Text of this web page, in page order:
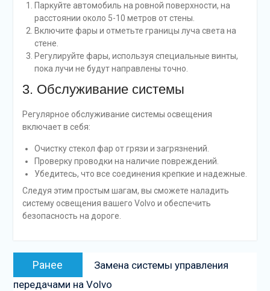
Паркуйте автомобиль на ровной поверхности, на
расстоянии около 5-10 метров от стены.
Включите фары и отметьте границы луча света на
стене.
Регулируйте фары, используя специальные винты,
пока лучи не будут направлены точно.
3. Обслуживание системы
Регулярное обслуживание системы освещения
включает в себя:
Очистку стекол фар от грязи и загрязнений.
Проверку проводки на наличие повреждений.
Убедитесь, что все соединения крепкие и надежные.
Следуя этим простым шагам, вы сможете наладить
систему освещения вашего Volvo и обеспечить
безопасность на дороге.
Навигация
Ранее
Предыдущая
запись:
Замена системы управления
передачами на Volvo